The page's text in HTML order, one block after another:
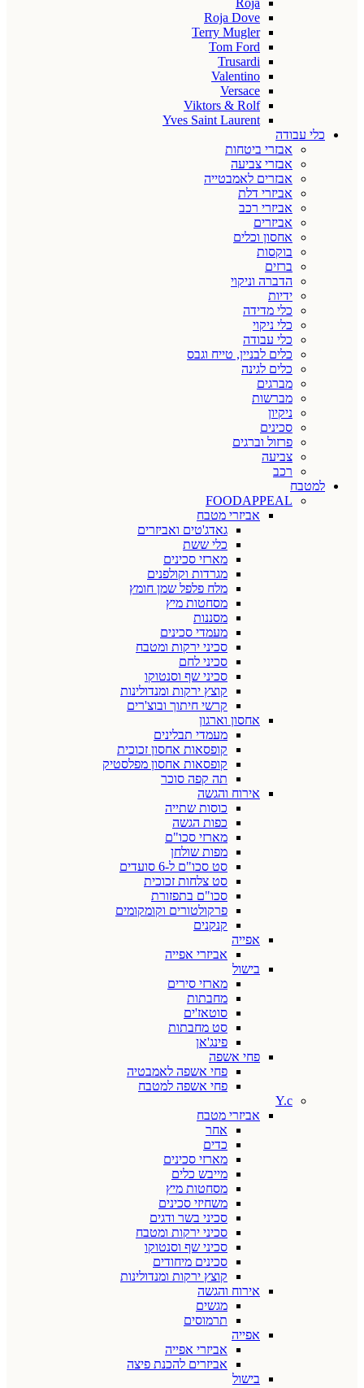
Roja
Roja Dove
Terry Mugler
Tom Ford
Trusardi
Valentino
Versace
Viktors & Rolf
Yves Saint Laurent
כלי עבודה
אבזרי ביטחות
אבזרי צביעה
אבזרים לאמבטייה
אביזרי דלת
אביזרי רכב
אביזרים
אחסון וכלים
בוקסות
ברזים
הדברה וניקוי
ידיות
כלי מדידה
כלי ניקוי
כלי עבודה
כלים לבניין, טייח וגבס
כלים לגינה
מברגים
מברשות
ניקיון
סכינים
פרזול וברגים
צביעה
רכב
למטבח
FOODAPPEAL
אביזרי מטבח
גאדג'טים ואביזרים
כלי ששת
מארזי סכינים
מגרדות וקולפנים
מלח פלפל שמן חומץ
מסחטות מיץ
מסננות
מעמדי סכינים
סכיני ירקות ומטבח
סכיני לחם
סכיני שף וסנטוקו
קוצץ ירקות ומנדולינות
קרשי חיתוך ובוצ'רים
אחסון וארגון
מעמדי תבלינים
קופסאות אחסון זכוכית
קופסאות אחסון מפלסטיק
תה קפה סוכר
אירוח והגשה
כוסות שתייה
כפות הגשה
מארזי סכו"ם
מפות שולחן
סט סכו"ם ל-6 סועדים
סט צלחות זכוכית
סכו"ם בתפזורת
פרקולטורים וקומקומים
קנקנים
אפייה
אביזרי אפייה
בישול
מארזי סירים
מחבתות
סוטאז'ים
סט מחבתות
פינג'אן
פחי אשפה
פחי אשפה לאמבטיה
פחי אשפה למטבח
Y.c
אביזרי מטבח
אחר
כדים
מארזי סכינים
מייבש כלים
מסחטות מיץ
משחיזי סכינים
סכיני בשר ודגים
סכיני ירקות ומטבח
סכיני שף וסנטוקו
סכינים מיחודים
קוצץ ירקות ומנדולינות
אירוח והגשה
מגשים
תרמוסים
אפייה
אביזרי אפייה
אביזרים להכנת פיצה
בישול